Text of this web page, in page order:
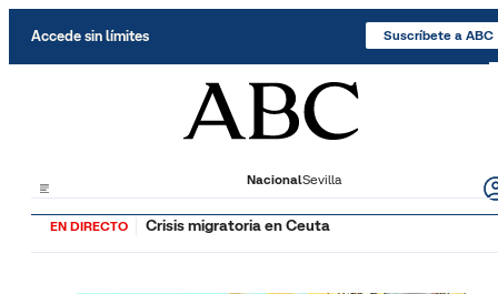
Accede sin límites Suscríbete a ABC
NacionalSevilla
EN DIRECTO Crisis migratoria en Ceuta